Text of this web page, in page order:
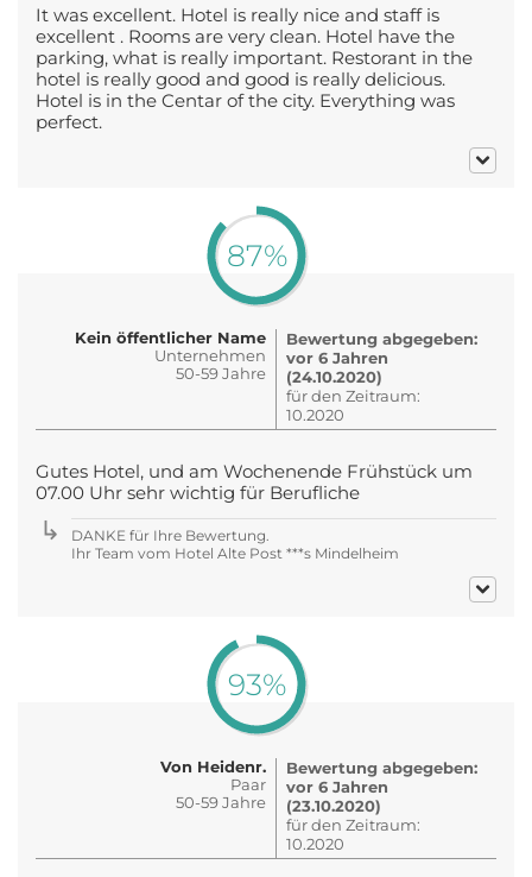
It was excellent. Hotel is really nice and staff is
excellent . Rooms are very clean. Hotel have the
parking, what is really important. Restorant in the
hotel is really good and good is really delicious.
Hotel is in the Centar of the city. Everything was
perfect.
87%
Kein öffentlicher Name
Unternehmen
50-59 Jahre
Bewertung abgegeben:
vor 6 Jahren
(24.10.2020)
für den Zeitraum:
10.2020
Gutes Hotel, und am Wochenende Frühstück um
07.00 Uhr sehr wichtig für Berufliche
DANKE für Ihre Bewertung.
Ihr Team vom Hotel Alte Post ***s Mindelheim
93%
Von Heidenr.
Paar
50-59 Jahre
Bewertung abgegeben:
vor 6 Jahren
(23.10.2020)
für den Zeitraum:
10.2020